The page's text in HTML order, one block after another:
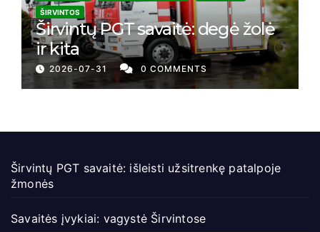
ŠIRVINTOS
Širvintų PGT savaitė: degė žolė
ir kita
2026-07-31 0 COMMENTS
Širvintų PGT savaitė: išleisti užsitrenkę patalpoje
žmonės
Savaitės įvykiai: vagystė Širvintose